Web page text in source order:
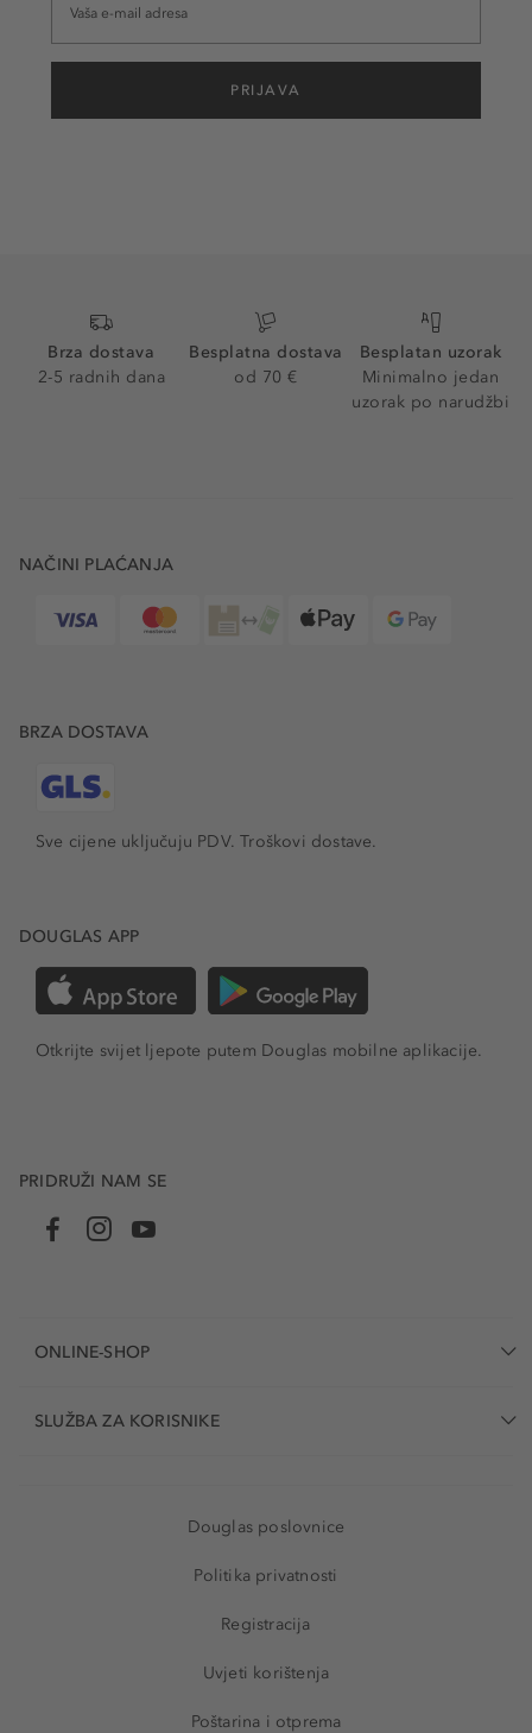
PRIJAVA
Brza dostava
2-5 radnih dana
Besplatna dostava
od 70 €
Besplatan uzorak
Minimalno jedan
uzorak po narudžbi
NAČINI PLAĆANJA
BRZA DOSTAVA
Sve cijene uključuju PDV.Troškovi dostave.
DOUGLAS APP
Otkrijte svijet ljepote putem Douglas mobilne aplikacije.
PRIDRUŽI NAM SE
ONLINE-SHOP
SLUŽBA ZA KORISNIKE
Douglas poslovnice
Politika privatnosti
Registracija
Uvjeti korištenja
Poštarina i otprema